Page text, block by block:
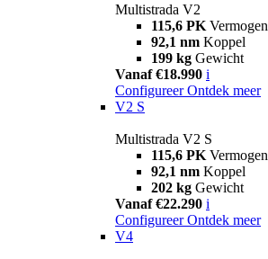
Multistrada V2
115,6 PK Vermogen
92,1 nm Koppel
199 kg Gewicht
Vanaf €18.990 i
Configureer Ontdek meer
V2 S
Multistrada V2 S
115,6 PK Vermogen
92,1 nm Koppel
202 kg Gewicht
Vanaf €22.290 i
Configureer Ontdek meer
V4